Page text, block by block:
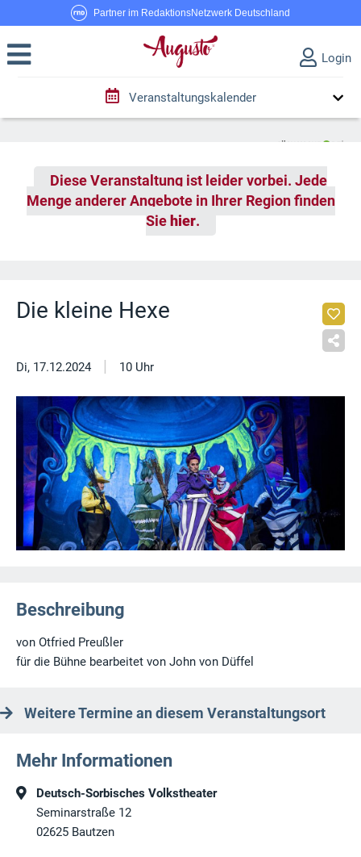
Partner im RedaktionsNetzwerk Deutschland
Login
Veranstaltungskalender
Diese Veranstaltung ist leider vorbei. Jede
Menge anderer Angebote in Ihrer Region finden
Sie hier.
Die kleine Hexe
Di, 17.12.2024 | 10 Uhr
Beschreibung
von Otfried Preußler
für die Bühne bearbeitet von John von Düffel
Weitere Termine an diesem Veranstaltungsort
Mehr Informationen
Deutsch-Sorbisches Volkstheater
Seminarstraße 12
02625 Bautzen